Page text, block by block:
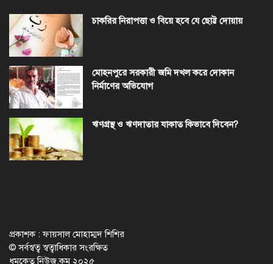
চাকরির নিরাপত্তা ও বিয়ে হবে যে ছোট্ট দোয়ায়
মোহনপুরে সরকারী জমি দখল করে দোকান
নির্মাণের অভিযোগ
ঋণগ্রস্থ ও ঋণদাতার যাকাত কিভাবে দিবেন?
প্রকাশক : ফায়সাল মোহাম্মদ শিশির
© সর্বস্বত্ব স্বত্বাধিকার সংরক্ষিত
ধূমকেতু নিউজ.কম ২০২৫